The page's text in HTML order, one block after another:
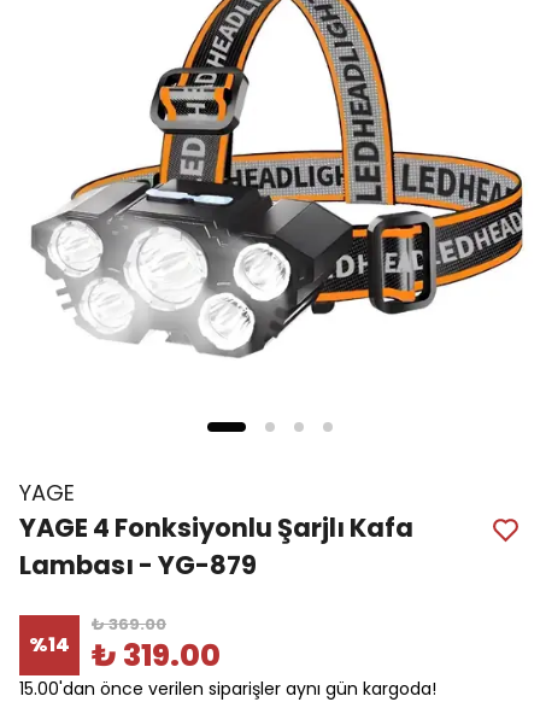
YAGE
YAGE 4 Fonksiyonlu Şarjlı Kafa
Lambası - YG-879
%14
₺ 369.00
₺ 319.00
15.00'dan önce verilen siparişler aynı gün kargoda!